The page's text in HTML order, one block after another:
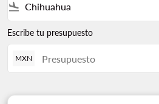
flight_land
Escribe tu presupuesto
MXN